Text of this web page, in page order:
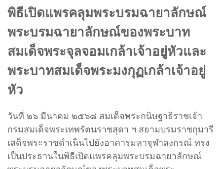
พิธีเปิดแพรคลุมพระบรมฉายาลักษณ์
พระบรมฉายาลักษณ์ของพระบาท
สมเด็จพระจุลจอมเกล้าเจ้าอยู่หัวและ
พระบาทสมเด็จพระมงกุฏเกล้าเจ้าอยู่
หัว
วันที่ ๒๖ มีนาคม ๒๕๖๘ สมเด็จพระกนิษฐาธิราชเจ้า
กรมสมเด็จพระเทพรัตนราชสุดา ฯ สยามบรมราชกุมารี
เสด็จพระราชดำเนินไปยังอาคารมหาจุฬาลงกรณ์ ทรง
เป็นประธานในพิธีเปิดแพรคลุมพระบรมฉายาลักษณ์